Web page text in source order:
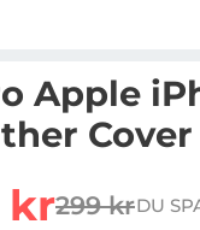
Apple
pris
49 krtidigare
299 krDU